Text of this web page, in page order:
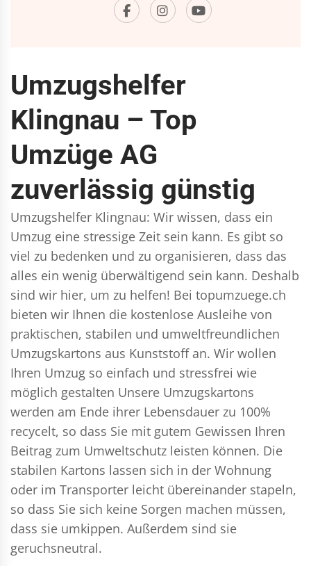
Umzugshelfer
Klingnau – Top
Umzüge AG
zuverlässig günstig
Umzugshelfer Klingnau: Wir wissen, dass ein
Umzug eine stressige Zeit sein kann. Es gibt so
viel zu bedenken und zu organisieren, dass das
alles ein wenig überwältigend sein kann. Deshalb
sind wir hier, um zu helfen! Bei topumzuege.ch
bieten wir Ihnen die kostenlose Ausleihe von
praktischen, stabilen und umweltfreundlichen
Umzugskartons aus Kunststoff an. Wir wollen
Ihren Umzug so einfach und stressfrei wie
möglich gestalten Unsere Umzugskartons
werden am Ende ihrer Lebensdauer zu 100%
recycelt, so dass Sie mit gutem Gewissen Ihren
Beitrag zum Umweltschutz leisten können. Die
stabilen Kartons lassen sich in der Wohnung
oder im Transporter leicht übereinander stapeln,
so dass Sie sich keine Sorgen machen müssen,
dass sie umkippen. Außerdem sind sie
geruchsneutral.